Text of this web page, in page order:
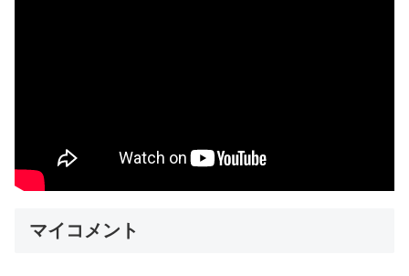
マイコメント